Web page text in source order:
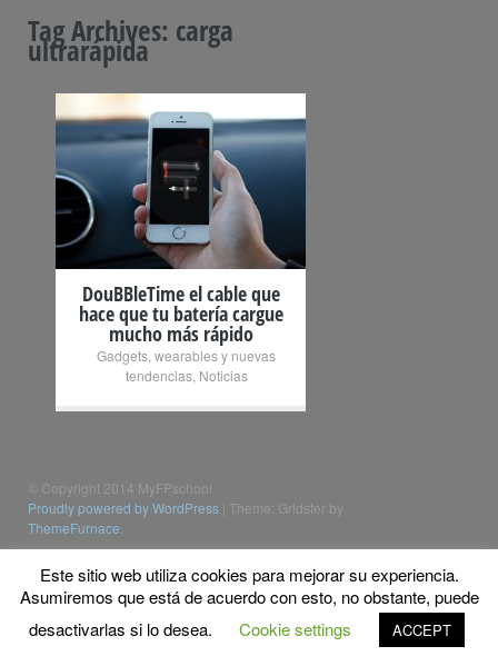
Tag Archives: carga
ultrarápida
+
DouBBleTime el cable que
hace que tu batería cargue
mucho más rápido
Gadgets, wearables y nuevas
tendencias, Noticias
© Copyright 2014 MyFPschool
Proudly powered by WordPress Theme: Gridster by
ThemeFurnace
Este sitio web utiliza cookies para mejorar su experiencia.
Asumiremos que está de acuerdo con esto, no obstante, puede
desactivarlas si lo desea.
Cookie settings ACCEPT